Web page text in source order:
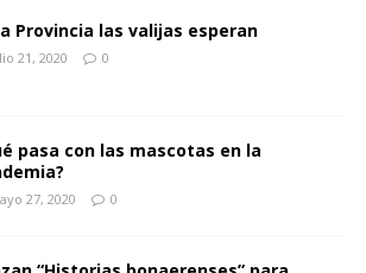
Provincia las valijas esperan
21, 2020 0
pasa con las mascotas en la
27, 2020 0